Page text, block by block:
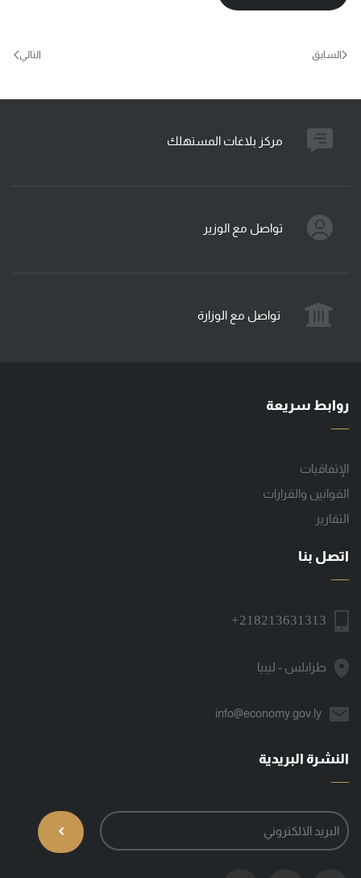
السابق التالي
مركز بلاغات المستهلك
تواصل مع الوزير
تواصل مع الوزارة
روابط سريعة
الإتفاقيات
القوانين والقرارات
التقارير
اتصل بنا
+218213631313
طرابلس - ليبيا
info@economy.gov.ly
النشرة البريدية